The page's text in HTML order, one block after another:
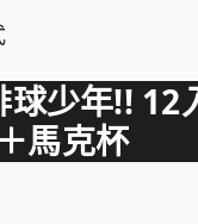
少年!! 12
馬克杯